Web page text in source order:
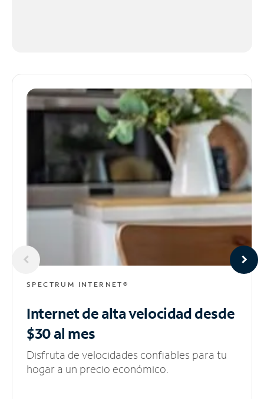
SPECTRUM INTERNET®
Internet de alta velocidaddesde
$30 al mes
Disfruta de velocidades confiables para tu
hogar a un precio económico.